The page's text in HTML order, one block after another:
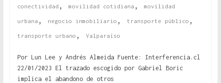
conectividad , movilidad cotidiana , movilidad
urbana , negocio inmobiliario , transporte público ,
transporte urbano , Valparaíso
Por Lun Lee y Andrés Almeida Fuente: Interferencia.cl
22/01/2023 El trazado escogido por Gabriel Boric
implica el abandono de otros